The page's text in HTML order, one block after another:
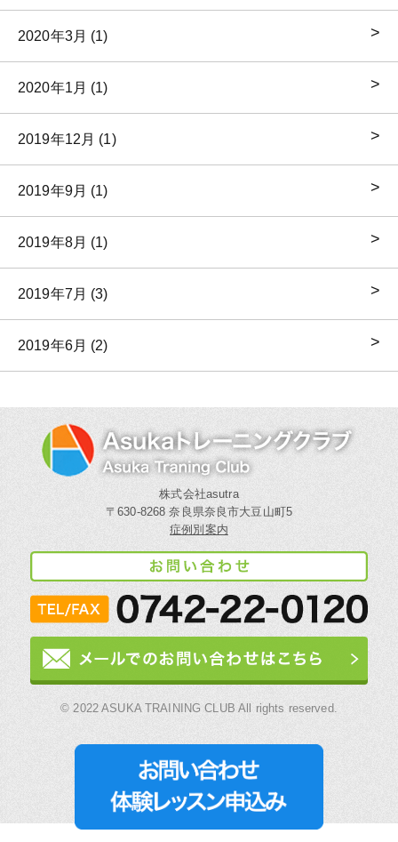
2020年3月 (1)
2020年1月 (1)
2019年12月 (1)
2019年9月 (1)
2019年8月 (1)
2019年7月 (3)
2019年6月 (2)
株式会社asutra
〒630-8268 奈良県奈良市大豆山町5
症例別案内
© 2022 ASUKA TRAINING CLUB All rights reserved.